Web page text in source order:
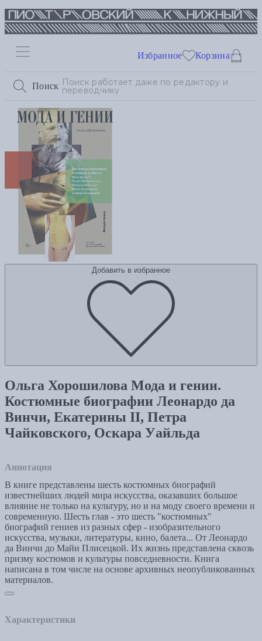
Поиск
Избранное Корзина
Добавить в избранное
Ольга Хорошилова Мода и гении.
Костюмные биографии Леонардо да
Винчи, Екатерины II, Петра
Чайковского, Оскара Уайльда
Аннотация
В книге представлены шесть костюмных биографий
известнейших людей мира искусства, оказавших большое
влияние не только на культуру, но и на моду своего времени и
современную. Шесть глав - это шесть "костюмных"
биографий гениев из разных сфер - изобразительного
искусства, музыки, литературы, кино, балета... От Леонардо
да Винчи до Майи Плисецкой. Их жизнь представлена сквозь
призму костюмов и культуры повседневности. Книга
написана в том числе на основе архивных неопубликованных
материалов.
Характеристики